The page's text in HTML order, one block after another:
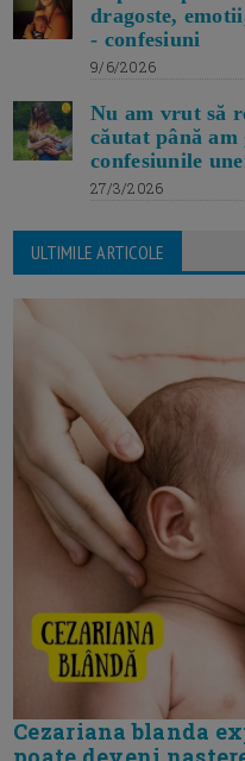
dragoste,
- confesiuni
9/6/2026
Nu am vrut să
căutat până
confesiunile
27/3/2026
ULTIMILE ARTICOLE
Cezariana blanda